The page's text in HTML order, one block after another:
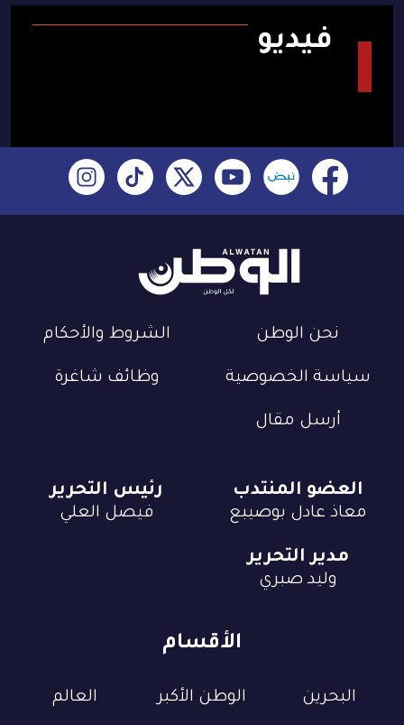
فيديو
نحن الوطن الشروط والأحكام
سياسة الخصوصية وظائف شاغرة
أرسل مقال
الأقسام
البحرين الوطن الأكبر العالم
العضو المنتدب
معاذ عادل بوصيبع
رئيس التحرير
فيصل العلي
مدير التحرير
وليد صبري